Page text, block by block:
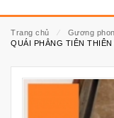
Trang chủ ⁄ Gương
QUÁI PHẲNG TIÊN